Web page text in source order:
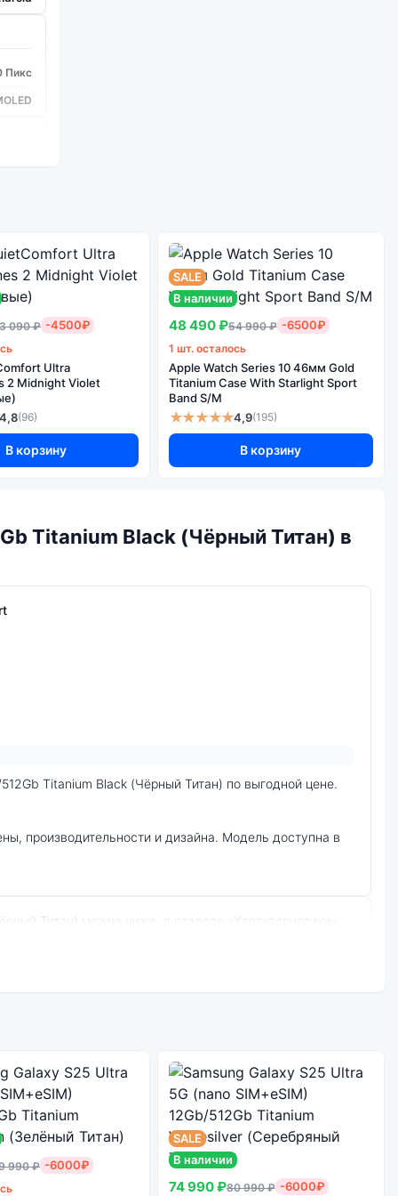
Пикс
4 шт
50
Да
090 ₽ -4500₽
Ultra
2 Midnight Violet
(96)
В корзину
SALE
В наличии
48 490 ₽54 990 ₽ -6500₽
1 шт. осталось
Apple Watch Series 10 46мм Gold
Titanium Case With Starlight Sport
Band S/M
★★★★★4,9(195)
В корзину
Titanium Black (Чёрный Титан) в
доставка по Санкт-Петербургу и самовывоз.
качество
смартфона
Samsung Galaxy
S24 Ultra 5G (nano
SIM+eSIM)
12Gb/512Gb
Titanium Black
(Чёрный Титан)
990 ₽ -6000₽
SALE
В наличии
74 990 ₽80 990 ₽ -6000₽